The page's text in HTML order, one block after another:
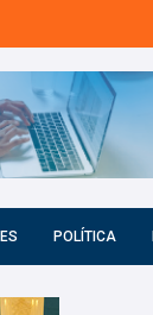
POLÍTICA